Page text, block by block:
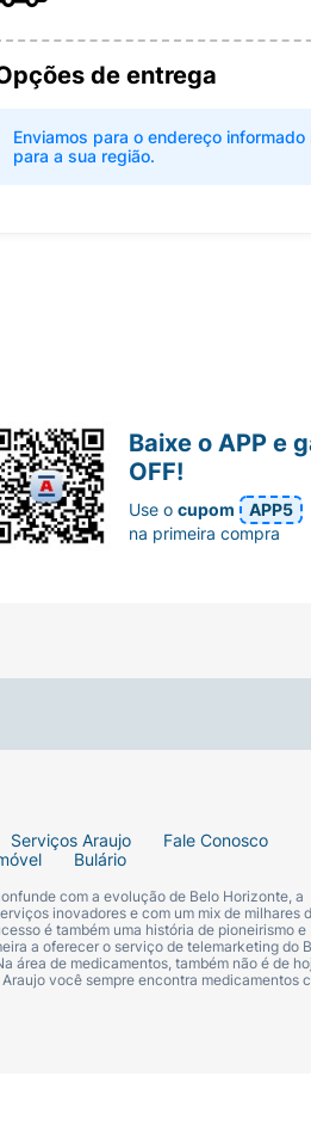
de entrega
Enviamos para o endereço
para a sua região.
Serviços Araujo
Fale Conosco
Bulário
com a evolução de Belo Horizonte, a
inovadores e com um mix de milhares
é também uma história de pioneirismo e
a oferecer o serviço de telemarketing do
área de medicamentos, também não é de
você sempre encontra medicamentos
Baixe o APP e
OFF!
Use ocupom
APP5
na primeira compra